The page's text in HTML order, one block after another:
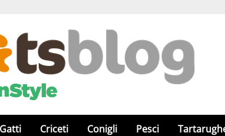
Gatti Criceti Conigli Pesci